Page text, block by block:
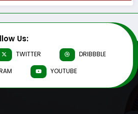
Us:
TWITTER
DRIBBBLE
YOUTUBE